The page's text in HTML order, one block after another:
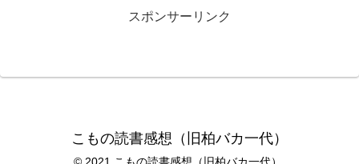
スポンサーリンク
こもの読書感想（旧柏バカ一代）
© 2021 こもの読書感想（旧柏バカ一代）.